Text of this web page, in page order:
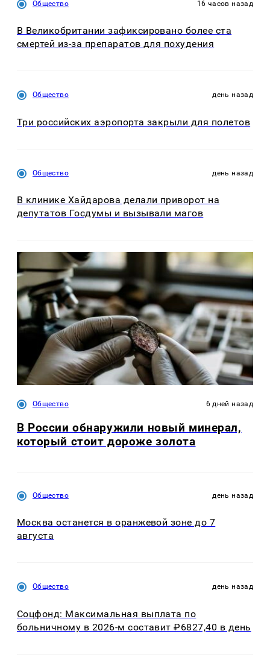
Общество 16 часов назад
В Великобритании зафиксировано более ста
смертей из-за препаратов для похудения
Общество день назад
Три российских аэропорта закрыли для полетов
Общество день назад
В клинике Хайдарова делали приворот на
депутатов Госдумы и вызывали магов
Общество 6 дней назад
В России обнаружили новый минерал,
который стоит дороже золота
Общество день назад
Москва останется в оранжевой зоне до 7
августа
Общество день назад
Соцфонд: Максимальная выплата по
больничному в 2026-м составит ₽6827,40 в день